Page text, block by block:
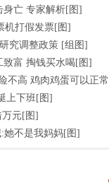
身亡 专家解析[图]
机打假发票[图]
究调整政策 [组图]
致富 掏钱买水喝[图]
不高 鸡肉鸡蛋可以正
上下班[图]
万元[图]
她不是我妈妈[图]